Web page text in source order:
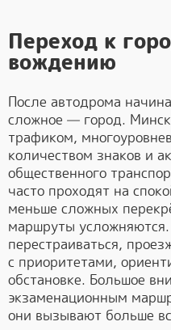
Переход к
вождению
После автодрома
сложное — город.
трафиком,
количеством знаков и
общественного
часто проходят на
меньше сложных
маршруты
перестраиваться,
с приоритетами,
обстановке. Большое
экзаменационным
они вызывают больше